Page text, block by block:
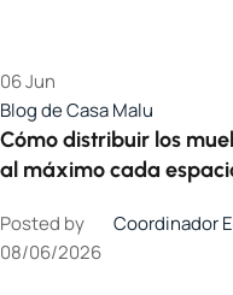
06Jun
Blog de Casa Malu
Cómo distribuir los
al máximo cada
Posted by
Coordinador
08/06/2026